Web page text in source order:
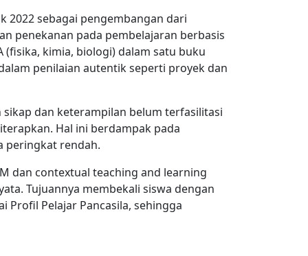
2022 sebagai pengembangan dari
penekanan pada pembelajaran berbasis
(fisika, kimia, biologi) dalam satu buku
penilaian autentik seperti proyek dan
dan keterampilan belum terfasilitasi
Hal ini berdampak pada
peringkat rendah.
dan contextual teaching and learning
Tujuannya membekali siswa dengan
Profil Pelajar Pancasila, sehingga